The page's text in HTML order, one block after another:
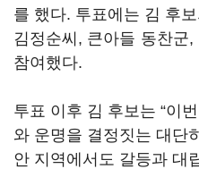
를 했다. 투표에는 김 후
김정순씨, 큰아들 동찬군
참여했다.
투표 이후 김 후보는 “이
와 운명을 결정짓는 대단
안 지역에서도 갈등과 대